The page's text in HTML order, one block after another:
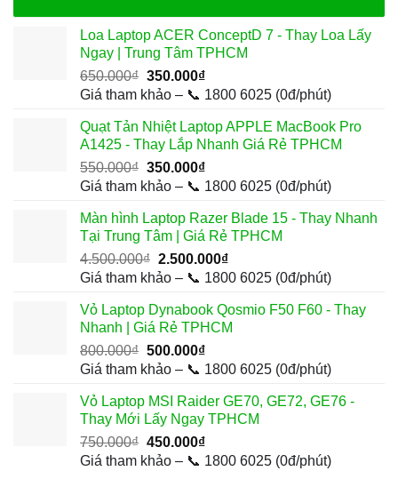
Loa Laptop ACER ConceptD 7 - Thay Loa Lấy
Ngay | Trung Tâm TPHCM
650.000₫ Giá
gốc
650.000₫.
350.000₫Giá
hiện
là:
350.000₫.
Giá tham khảo – 📞 1800 6025 (0đ/phút)
Quạt Tản Nhiệt Laptop APPLE MacBook Pro
A1425 - Thay Lắp Nhanh Giá Rẻ TPHCM
550.000₫ Giá
gốc
550.000₫.
350.000₫Giá
hiện
là:
350.000₫.
Giá tham khảo – 📞 1800 6025 (0đ/phút)
Màn hình Laptop Razer Blade 15 - Thay Nhanh
Tại Trung Tâm | Giá Rẻ TPHCM
4.500.000₫ Giá
gốc
4.500.000₫.
2.500.000₫Giá
hiện
là:
2.500.000₫.
Giá tham khảo – 📞 1800 6025 (0đ/phút)
Vỏ Laptop Dynabook Qosmio F50 F60 - Thay
Nhanh | Giá Rẻ TPHCM
800.000₫ Giá
gốc
800.000₫.
500.000₫Giá
hiện
là:
500.000₫.
Giá tham khảo – 📞 1800 6025 (0đ/phút)
Vỏ Laptop MSI Raider GE70, GE72, GE76 -
Thay Mới Lấy Ngay TPHCM
750.000₫ Giá
gốc
450.000₫Giá
hiện
Giá tham khảo – 📞 1800 6025 (0đ/phút)